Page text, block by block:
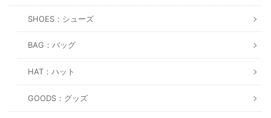
SHOES：シューズ
BAG：バッグ
HAT：ハット
GOODS：グッズ